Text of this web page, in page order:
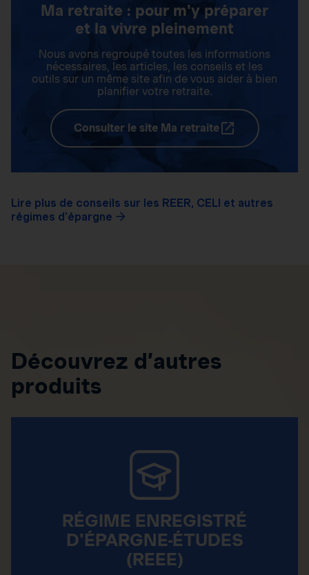
Ma retraite : pour m'y préparer
et la vivre pleinement
Nous avons regroupé toutes les informations
nécessaires, les articles, les conseils et les
outils sur un même site afin de vous aider à bien
planifier votre retraite.
Consulter le site Ma retraite
Lire plus de conseils sur les REER, CELI et autres
régimes d'épargne
Découvrez d’autres
produits
RÉGIME ENREGISTRÉ
D'ÉPARGNE-ÉTUDES
(REEE)